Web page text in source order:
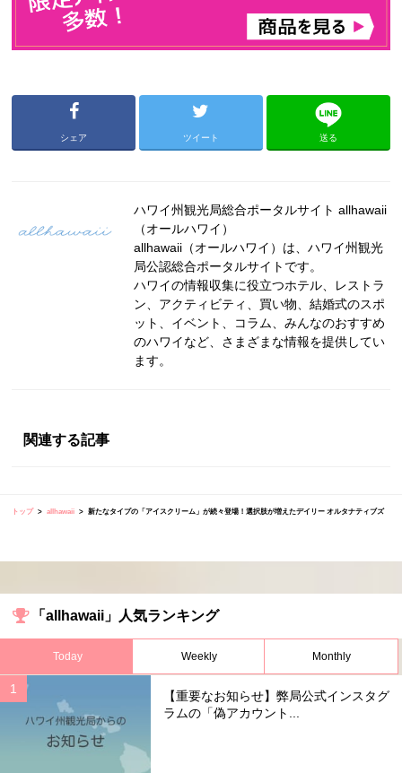
シェア ツイート 送る
ハワイ州観光局総合ポータルサイト allhawaii
（オールハワイ）
allhawaii（オールハワイ）は、ハワイ州観光
局公認総合ポータルサイトです。
ハワイの情報収集に役立つホテル、レストラ
ン、アクティビティ、買い物、結婚式のスポ
ット、イベント、コラム、みんなのおすすめ
のハワイなど、さまざまな情報を提供してい
ます。
関連する記事
トップ allhawaii 新たなタイプの「アイスクリーム」が続々登場！選択肢が増えたデイリー オルタナティブズ
「allhawaii」人気ランキング
Today Weekly Monthly
【重要なお知らせ】弊局公式インスタグ
ラムの「偽アカウント...